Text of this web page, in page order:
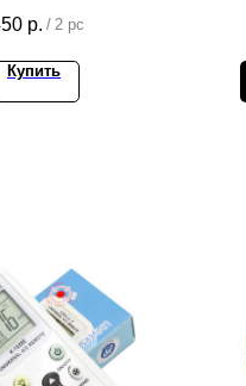
р. / 2 pc
Купить